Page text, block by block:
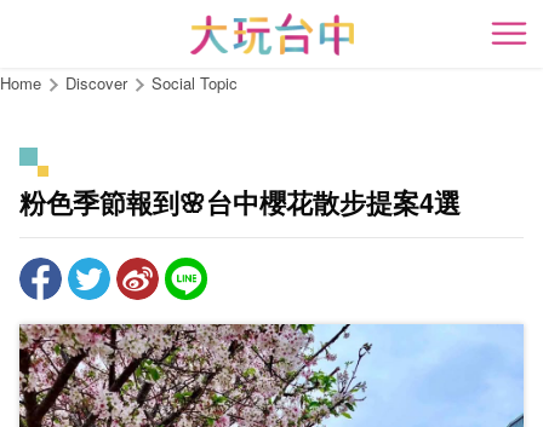
the
content
開
Home Discover Social Topic
粉色季節報到🌸台中櫻花散步提案4選